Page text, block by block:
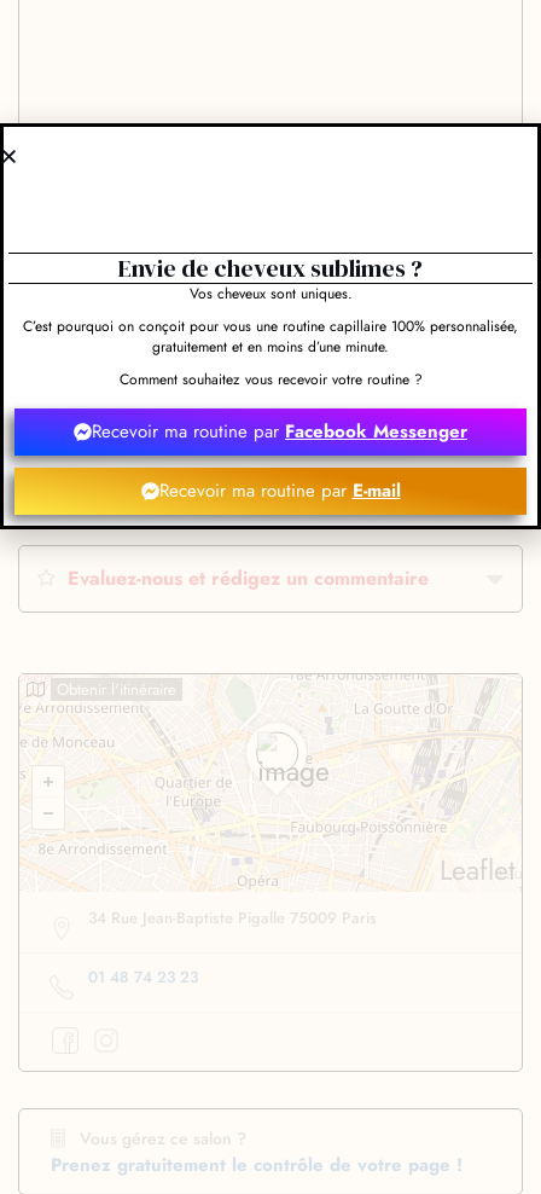
Evaluez-nous et rédigez un commentaire
Leaflet
Obtenir l'itinéraire
34 Rue Jean-Baptiste Pigalle 75009 Paris
01 48 74 23 23
Vous gérez ce salon ?
Prenez gratuitement le contrôle de votre page !
Envie de cheveux sublimes ?
Vos cheveux sont uniques.
C’est pourquoi on conçoit pour vous une routine capillaire 100% personnalisée,
gratuitement et en moins d’une minute.
Comment souhaitez vous recevoir votre routine ?
Recevoir ma routine parFacebook Messenger
Recevoir ma routine par E-mail